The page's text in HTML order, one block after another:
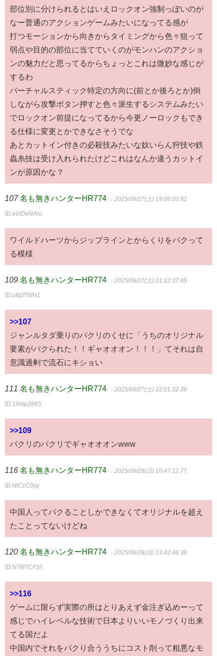
部位別に分けられるとはいえロックオン強制っぽいのが
なー普通のアクションゲームみたいになってる感が
打つモーションから向きからタイミングから色々狙って
弱点や目的の部位に当てていくのがモンハンのアクショ
ンの魅力だと思ってるからちょっとこれは微妙な感じが
するわ
バーチャルスティック特定の方向に(前とか後ろとか)倒
しながら攻撃ボタン押すと色々派生するシステムみたい
でロックオン前提になってるから今更ノーロックもでき
る仕様に変更とかできなさそうでな
あとカットイン付きの必殺技みたいな奴いらん狩技や鉄
蟲糸技は受け入れられたけどこれはなんか違うカットイ
ンが原因かな？
107 名も無きハンターHR774 ：2025/09/27(土) 19:06:00.92
ID:oWDeNAru
ワイルドハーツからジップラインとからくりをパクって
る模様
109 名も無きハンターHR774 ：2025/09/27(土) 21:12:37.85
ID:ufq0TWH1
>>107
ジャンルタダ乗りのパクリのくせに「うちのオリジナル
要素がパクられた！！ギャオオオン！！！」てそれは自
意識過剰で流石にキショい
111 名も無きハンターHR774 ：2025/09/27(土) 22:01:32.38
ID:1Xmp2865
>>109
パクリのパクリでギャオオオンwww
116 名も無きハンターHR774 ：2025/09/28(日) 10:47:12.77
ID:NlCcC0oy
中国人ってパクることしかできなくてオリジナルを超え
たことってないけどね
120 名も無きハンターHR774 ：2025/09/28(日) 13:42:46.38
ID:N7M7CPzh
>>116
ゲームに限らず実際の所はとりあえず金注ぎ込めーって
感じでハイレベルな技術で日本よりいいモノづくり出来
てる国だよ
中国内でそれをパクり合ううちにコスト削って粗悪なモ